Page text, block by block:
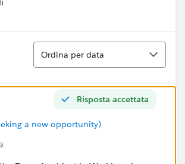
Ordina
Ordina per data
Risposta accettata
a new opportunity)